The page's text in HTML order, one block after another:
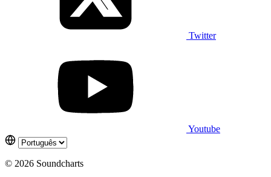
Twitter
Youtube
© 2026 Soundcharts